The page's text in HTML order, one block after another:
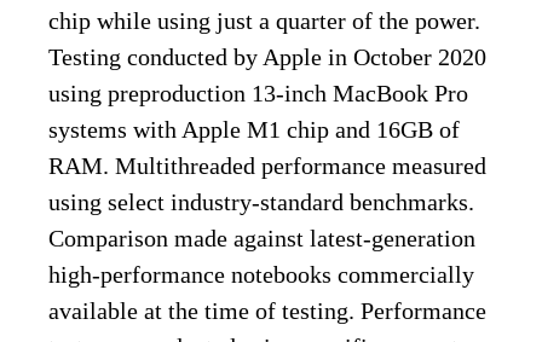
chip while using just a quarter of the power.
Testing conducted by Apple in October 2020
using preproduction 13‑inch MacBook Pro
systems with Apple M1 chip and 16GB of
RAM. Multithreaded performance measured
using select industry‑standard benchmarks.
Comparison made against latest‑generation
high‑performance notebooks commercially
available at the time of testing. Performance